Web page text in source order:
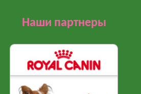
Наши партнеры